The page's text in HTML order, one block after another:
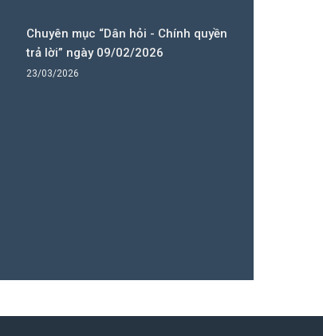
Chuyên mục “Dân hỏi - Chính quyền
trả lời” ngày 09/02/2026
23/03/2026